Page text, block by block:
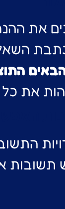
את
את
תשובות